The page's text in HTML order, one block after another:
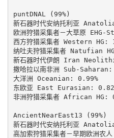
puntDNAL (99%)
新石器时代安纳托利亚
欧洲狩猎采集者－大草原
西方狩猎采集者 Western HG:
纳吐夫狩猎采集者 Natufian
新石器时代伊朗 Iran
撒哈拉以南非洲 Sub-
大洋洲 Oceanian: 0.99%
东欧亚 East Eurasian:
非洲狩猎采集者 African HG:
AncientNearEast13 (99%)
新石器时代安纳托利亚
高加索狩猎采集者－早期欧洲农